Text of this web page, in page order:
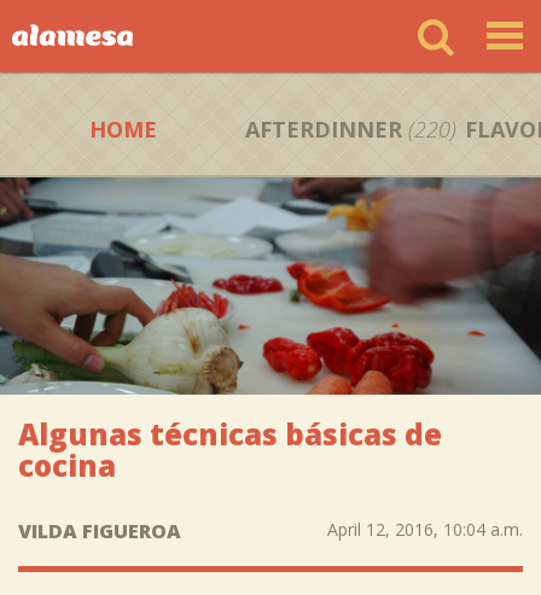
HOME AFTERDINNER (220)
Algunas técnicas básicas de
cocina
VILDA FIGUEROA April 12, 2016, 10:04 a.m.